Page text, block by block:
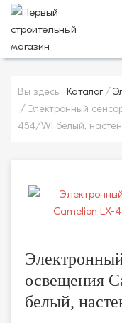
Вы здесь: Каталог
Электронный
454/Wl белый,
освещения
белый,